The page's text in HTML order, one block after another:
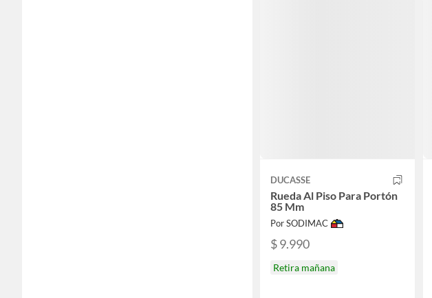
DUCASSE
Rueda Al Piso Para Portón
85 Mm
Por SODIMAC
$ 9.990
Retira mañana